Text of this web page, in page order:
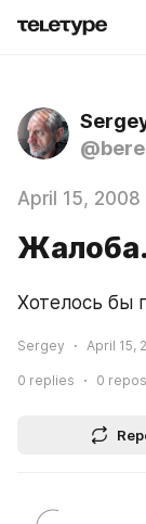
April 15, 2008
Жалоба.
Хотелось бы
Sergey April 15,
0 replies 0